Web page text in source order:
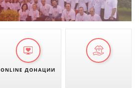
ONLINE ДОНАЦИИ